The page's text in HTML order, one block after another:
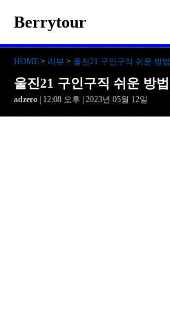
Berrytour
HOME > 리뷰 > 울진21 구인구직 쉬운 방법
울진21 구인구직 쉬운 방법
adzero | 12:08 오후 | 2023년 05월 12일